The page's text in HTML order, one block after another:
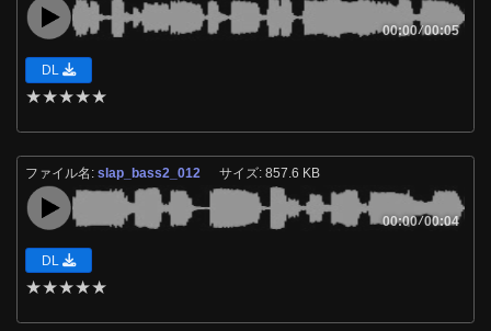
00:00/00:05
DL
★★★★★
ファイル名:slap_bass2_012 サイズ: 857.6 KB
00:00/00:04
DL
★★★★★